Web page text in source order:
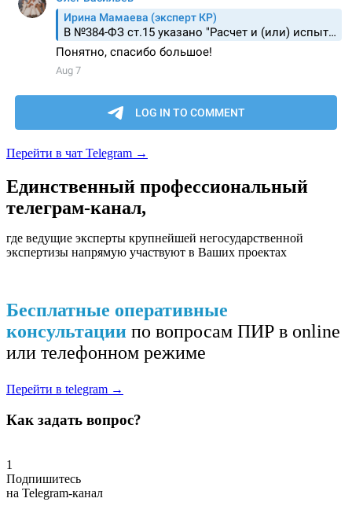
Перейти в чат Telegram →
Единственный профессиональный
телеграм-канал,
где ведущие эксперты крупнейшей негосударственной
экспертизы напрямую участвуют в Ваших проектах
Бесплатные оперативные
консультации по вопросам ПИР в online
или телефонном режиме
Перейти в telegram →
Как задать вопрос?
1
Подпишитесь
на Telegram-канал